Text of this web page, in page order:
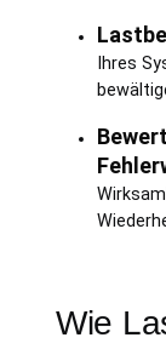
Ihres
Wie